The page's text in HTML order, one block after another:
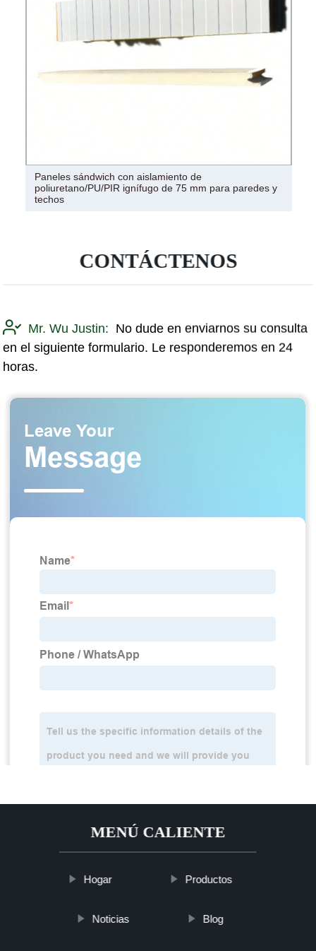
Paneles sándwich con aislamiento de
poliuretano/PU/PIR ignífugo de 75 mm para paredes y
techos
CONTÁCTENOS
Mr. Wu Justin: No dude en enviarnos su consulta
en el siguiente formulario. Le responderemos en 24
horas.
MENÚ CALIENTE
Hogar Productos
Noticias Blog